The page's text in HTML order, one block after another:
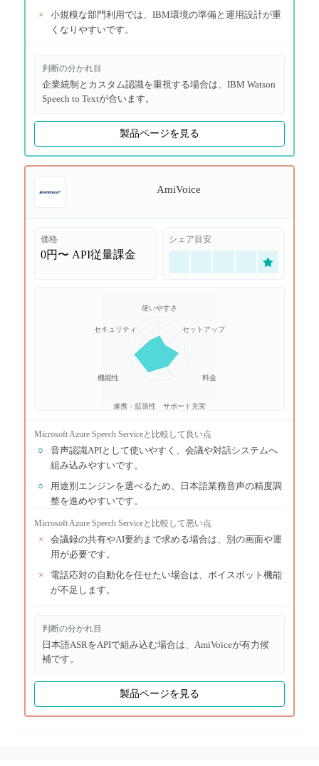
×
小規模な部門利用では、IBM環境の準備と運用設計が重
くなりやすいです。
判断の分かれ目
企業統制とカスタム認識を重視する場合は、IBM Watson
Speech to Textが合います。
製品ページを見る
AmiVoice
価格
0円〜 API従量課金
シェア目安
使いやすさ
セットアップ
料金
サポート充実
連携・拡張性
機能性
セキュリティ
Microsoft Azure Speech Serviceと比較して良い点
○
音声認識APIとして使いやすく、会議や対話システムへ
組み込みやすいです。
○
用途別エンジンを選べるため、日本語業務音声の精度調
整を進めやすいです。
Microsoft Azure Speech Serviceと比較して悪い点
×
会議録の共有やAI要約まで求める場合は、別の画面や運
用が必要です。
×
電話応対の自動化を任せたい場合は、ボイスボット機能
が不足します。
判断の分かれ目
日本語ASRをAPIで組み込む場合は、AmiVoiceが有力候
補です。
製品ページを見る